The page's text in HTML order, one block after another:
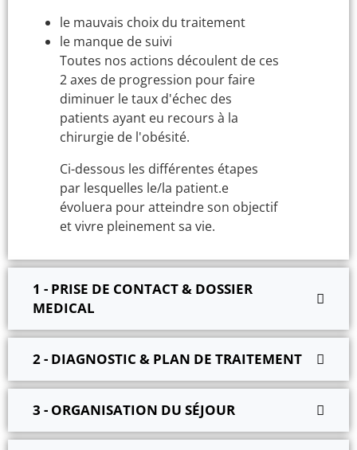
le mauvais choix du traitement
le manque de suivi
Toutes nos actions découlent de ces
2 axes de progression pour faire
diminuer le taux d'échec des
patients ayant eu recours à la
chirurgie de l'obésité.
Ci-dessous les différentes étapes
par lesquelles le/la patient.e
évoluera pour atteindre son objectif
et vivre pleinement sa vie.
1 - PRISE DE CONTACT & DOSSIER
MEDICAL
2 - DIAGNOSTIC & PLAN DE TRAITEMENT
3 - ORGANISATION DU SÉJOUR